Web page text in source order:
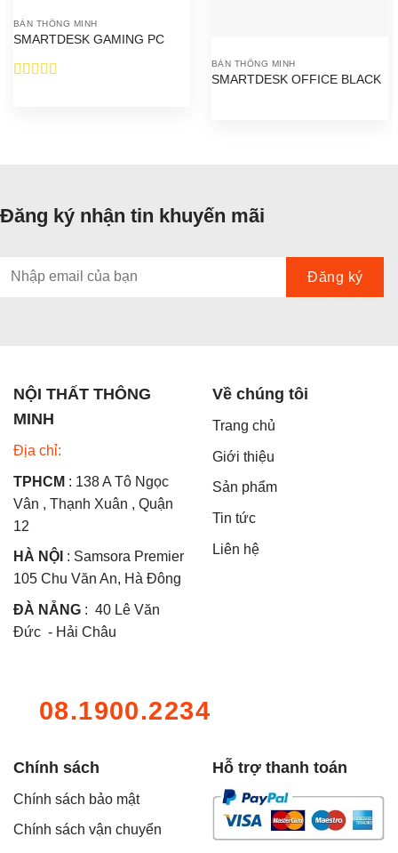
BÀN THÔNG MINH
SMARTDESK GAMING PC
BÀN THÔNG MINH
SMARTDESK OFFICE BLACK
Đăng ký nhận tin khuyến mãi
NỘI THẤT THÔNG
MINH
Địa chỉ:
TPHCM : 138 A Tô Ngọc
Vân , Thạnh Xuân , Quận
12
HÀ NỘI : Samsora Premier
105 Chu Văn An, Hà Đông
ĐÀ NẴNG : 40 Lê Văn
Đức - Hải Châu
08.1900.2234
Về chúng tôi
Trang chủ
Giới thiệu
Sản phẩm
Tin tức
Liên hệ
Chính sách
Chính sách bảo mật
Chính sách vận chuyển
Hỗ trợ thanh toán